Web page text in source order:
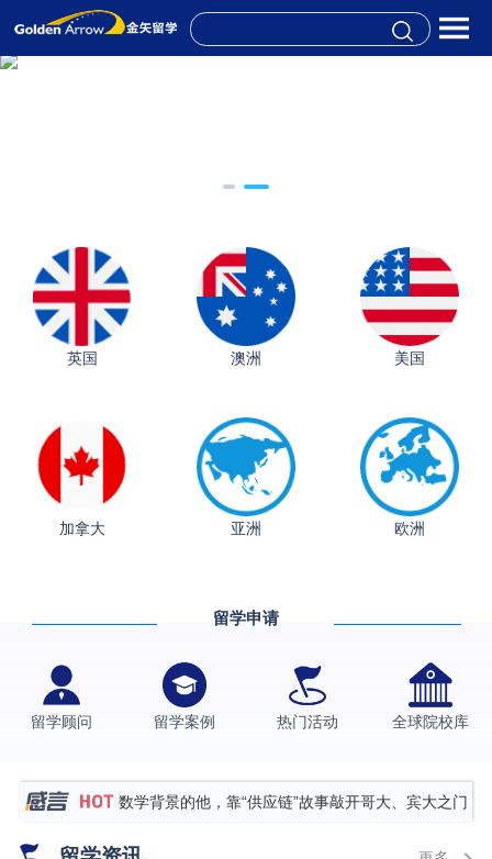
英国 澳洲 美国
加拿大 亚洲 欧洲
留学申请
留学顾问 留学案例 热门活动 全球院校库
从上海财大2+2到谢菲尔德：低均分逆袭QS百强金
伯明翰大学数字媒体与创意产业硕士录取案例
西南财经大学投资学背景，成功斩获英国名校多份
硕士录取
数学背景的他，靠“供应链”故事敲开哥大、宾大之门
专科逆袭伦敦大学学院UCL录取案例解析